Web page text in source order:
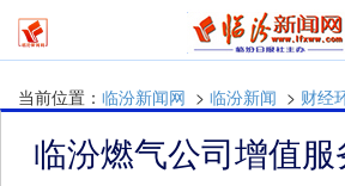
当前位置： 临汾新闻网 > 临汾新闻 > 财经
临汾燃气公司增值